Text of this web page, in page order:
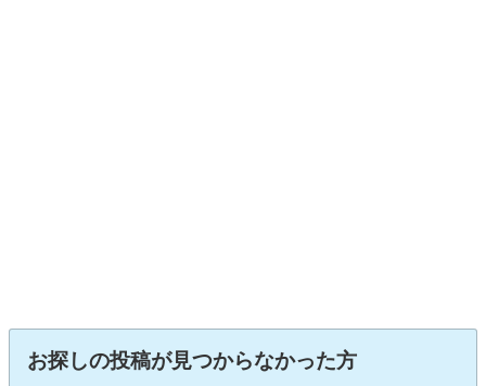
お探しの投稿が見つからなかった方